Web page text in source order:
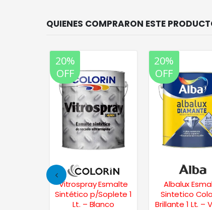
20%
OFF
Vitrospray Esmalte
Sintético p/Soplete 1
Lt. – Blanco
20%
OFF
Albalux
Sintetico
Brillante 1 Lt. –